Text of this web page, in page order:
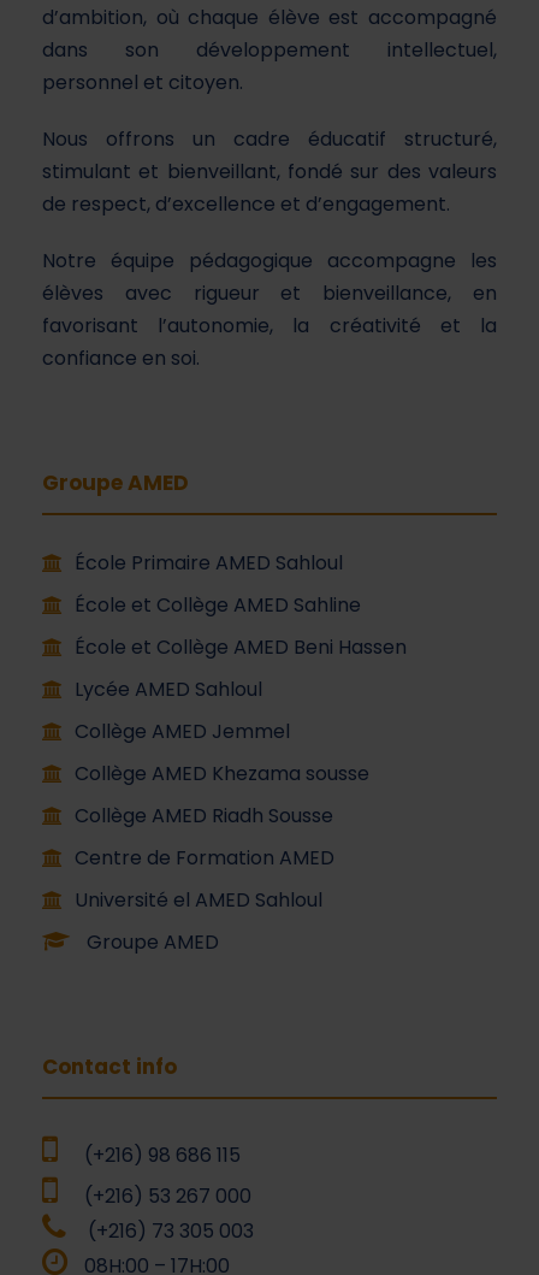
d’ambition, où chaque élève est accompagné
dans son développement intellectuel,
personnel et citoyen.
Nous offrons un cadre éducatif structuré,
stimulant et bienveillant, fondé sur des valeurs
de respect, d’excellence et d’engagement.
Notre équipe pédagogique accompagne les
élèves avec rigueur et bienveillance, en
favorisant l’autonomie, la créativité et la
confiance en soi.
Groupe AMED
École Primaire AMED Sahloul
École et Collège AMED Sahline
École et Collège AMED Beni Hassen
Lycée AMED Sahloul
Collège AMED Jemmel
Collège AMED Khezama sousse
Collège AMED Riadh Sousse
Centre de Formation AMED
Université el AMED Sahloul
Groupe AMED
Contact info
(+216) 98 686 115
(+216) 53 267 000
(+216) 73 305 003
08H:00 – 17H:00